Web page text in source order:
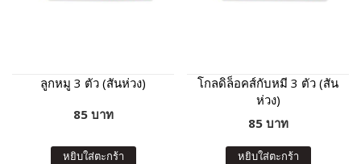
ลูกหมู 3 ตัว (สันห่วง)
85 บาท
หยิบใส่ตะกร้า
โกลดิล็อคส์กับหมี 3 ตัว (สัน
ห่วง)
85 บาท
หยิบใส่ตะกร้า